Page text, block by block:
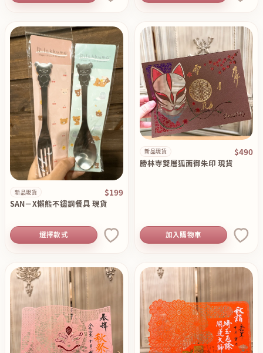
新品現貨 $199
SAN－X懶熊不鏽鋼餐具 現貨
選擇款式
新品現貨 $490
勝林寺雙層狐面御朱印 現貨
加入購物車